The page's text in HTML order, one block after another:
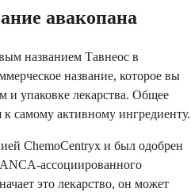
авакопана
названием Тавнеос в
название, которое вы
и упаковке лекарства. Общее
к самому активному ингредиенту.
ChemoCentryx и был одобрен
ассоциированного
это лекарство, он может